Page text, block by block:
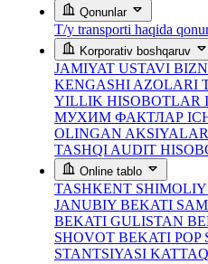
Qonunlar
T/y transporti haqida
Korporativ boshqaruv
JAMIYAT USTAVI
KENGASHI AZOLARI
YILLIK HISOBOTLAR
МУХИМ ФАКТЛАР
OLINGAN
TASHQI AUDIT
Online tablo
TASHKENT
JANUBIY BEKATI
BEKATI GULISTAN
SHOVOT BEKATI POP
STANTSIYASI